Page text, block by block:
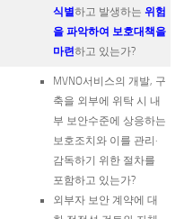
식별하고 발생하는 위험
을 파악하여 보호대책을
마련하고 있는가?
MVNO서비스의 개발, 구
축을 외부에 위탁 시 내
부 보안수준에 상응하는
보호조치와 이를 관리·
감독하기 위한 절차를
포함하고 있는가?
외부자 보안 계약에 대